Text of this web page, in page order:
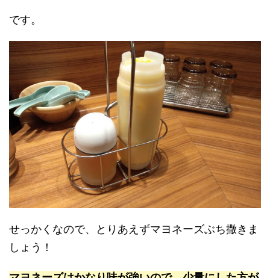
です。
せっかくなので、とりあえずマヨネーズぶち撒きま
しょう！